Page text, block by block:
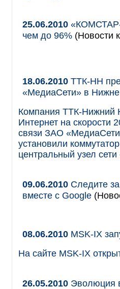
25.06.2010
чем до 96% (Новости
18.06.2010 ТТК-НН
«МедиаСети» в
Компания ТТК-Нижний
Интернет на скорости
связи ЗАО
установили
центральный узел
09.06.2010 Следите
вместе с Google
08.06.2010 MSK-IX
На сайте MSK-IX
26.05.2010 Эволюция